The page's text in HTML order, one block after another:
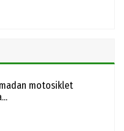
motosiklet